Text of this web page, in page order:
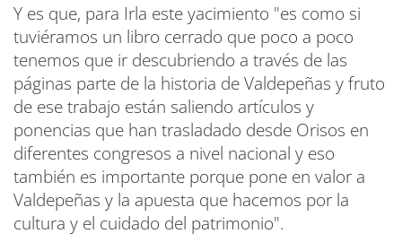
Y es que, para Irla este yacimiento "es como si
tuviéramos un libro cerrado que poco a poco
tenemos que ir descubriendo a través de las
páginas parte de la historia de Valdepeñas y fruto
de ese trabajo están saliendo artículos y
ponencias que han trasladado desde Orisos en
diferentes congresos a nivel nacional y eso
también es importante porque pone en valor a
Valdepeñas y la apuesta que hacemos por la
cultura y el cuidado del patrimonio".